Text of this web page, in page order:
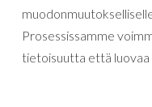
Prosessissamme
tietoisuutta että luovaa